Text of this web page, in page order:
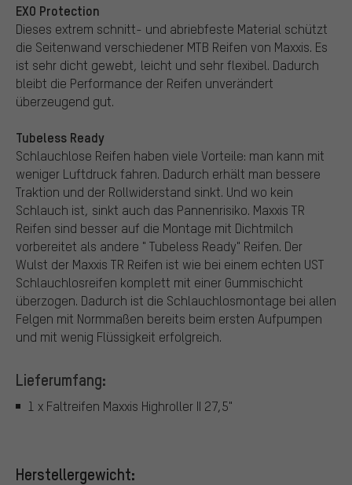
EXO Protection
Dieses extrem schnitt- und abriebfeste Material schützt
die Seitenwand verschiedener MTB Reifen von Maxxis. Es
ist sehr dicht gewebt, leicht und sehr flexibel. Dadurch
bleibt die Performance der Reifen unverändert
überzeugend gut.
Tubeless Ready
Schlauchlose Reifen haben viele Vorteile: man kann mit
weniger Luftdruck fahren. Dadurch erhält man bessere
Traktion und der Rollwiderstand sinkt. Und wo kein
Schlauch ist, sinkt auch das Pannenrisiko. Maxxis TR
Reifen sind besser auf die Montage mit Dichtmilch
vorbereitet als andere " Tubeless Ready" Reifen. Der
Wulst der Maxxis TR Reifen ist wie bei einem echten UST
Schlauchlosreifen komplett mit einer Gummischicht
überzogen. Dadurch ist die Schlauchlosmontage bei allen
Felgen mit Normmaßen bereits beim ersten Aufpumpen
und mit wenig Flüssigkeit erfolgreich.
Lieferumfang:
1 x Faltreifen Maxxis Highroller II 27,5"
Herstellergewicht: